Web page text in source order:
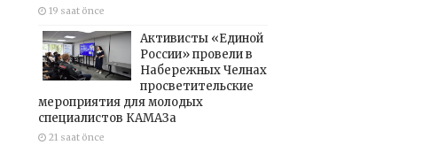
19 saat önce
Активисты «Единой
России» провели в
Набережных Челнах
просветительские
мероприятия для молодых
специалистов КАМАЗа
21 saat önce